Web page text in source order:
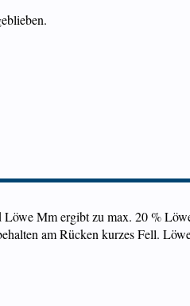
Mm ergibt zu max. 20 %
am Rücken kurzes Fell.